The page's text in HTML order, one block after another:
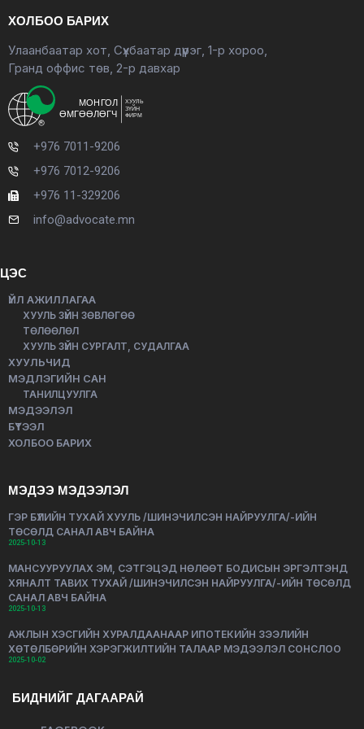
ХОЛБОО БАРИХ
Улаанбаатар хот, Сүхбаатар дүүрэг, 1-р хороо,
Гранд оффис төв, 2-р давхар
+976 7011-9206
+976 7012-9206
+976 11-329206
info@advocate.mn
ЦЭС
ҮЙЛ АЖИЛЛАГАА
ХУУЛЬ ЗҮЙН ЗӨВЛӨГӨӨ
ТӨЛӨӨЛӨЛ
ХУУЛЬ ЗҮЙН СУРГАЛТ, СУДАЛГАА
ХУУЛЬЧИД
МЭДЛЭГИЙН САН
ТАНИЛЦУУЛГА
МЭДЭЭЛЭЛ
БҮТЭЭЛ
ХОЛБОО БАРИХ
МЭДЭЭ МЭДЭЭЛЭЛ
ГЭР БҮЛИЙН ТУХАЙ ХУУЛЬ /ШИНЭЧИЛСЭН НАЙРУУЛГА/-ИЙН
ТӨСӨЛД САНАЛ АВЧ БАЙНА
2025-10-13
МАНСУУРУУЛАХ ЭМ, СЭТГЭЦЭД НӨЛӨӨТ БОДИСЫН ЭРГЭЛТЭНД
ХЯНАЛТ ТАВИХ ТУХАЙ /ШИНЭЧИЛСЭН НАЙРУУЛГА/-ИЙН ТӨСӨЛД
САНАЛ АВЧ БАЙНА
2025-10-13
АЖЛЫН ХЭСГИЙН ХУРАЛДААНААР ИПОТЕКИЙН ЗЭЭЛИЙН
ХӨТӨЛБӨРИЙН ХЭРЭГЖИЛТИЙН ТАЛААР МЭДЭЭЛЭЛ СОНСЛОО
2025-10-02
БИДНИЙГ ДАГААРАЙ